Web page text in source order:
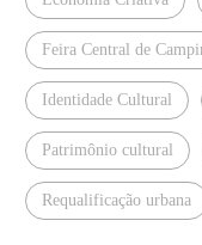
Feira Central de
Identidade Cultural
Patrimônio cultural
Requalificação urbana